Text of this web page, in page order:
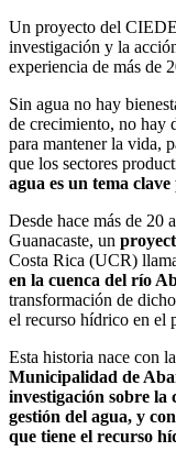
Un proyecto del
investigación y la
experiencia de más de
Sin agua no hay
de crecimiento, no hay
para mantener la vida,
que los sectores
agua es un tema
Desde hace más de 20
Guanacaste, un
Costa Rica (UCR)
en la cuenca del río
transformación de
el recurso hídrico en el
Esta historia nace con la
Municipalidad de
investigación sobre la
gestión del agua, y
que tiene el recurso